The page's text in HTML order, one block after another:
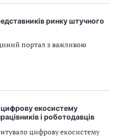
ринку штучного
портал з важливою
цифрову екосистему
і роботодавців
цифрову екосистему